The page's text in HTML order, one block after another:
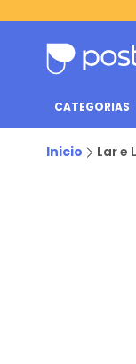
CATEGORIAS
Inicio Lar e